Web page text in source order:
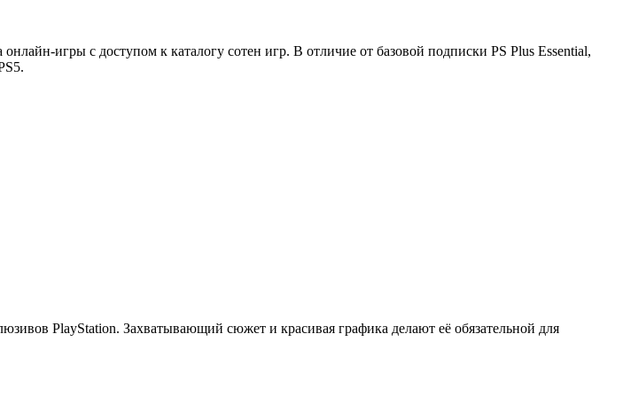
игры с доступом к каталогу сотен игр. В отличие от базовой подписки PS Plus Essential,
PlayStation. Захватывающий сюжет и красивая графика делают её обязательной для